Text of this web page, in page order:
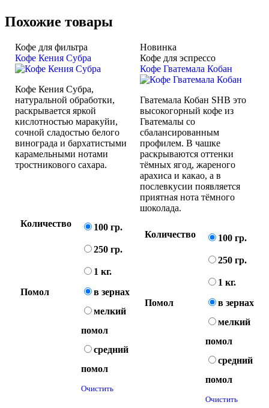
Похожие товары
Новинка
Кофе для эспрессо
Кофе Гватемала Кобан
Гватемала Кобан SHB это
высокогорный кофе из
Гватемалы со
сбалансированным
профилем. В чашке
раскрываются оттенки
тёмных ягод, жареного
арахиса и какао, а в
послевкусии появляется
приятная нота тёмного
шоколада.
Количество 100 гр.
250 гр.
1 кг.
Помол
в зернах
мелкий
помол
средний
помол
Очистить
Кофе для фильтра
Кофе Кения Субра
Кофе Кения Субра,
натуральной обработки,
раскрывается яркой
кислотностью маракуйи,
сочной сладостью белого
винограда и бархатистыми
карамельными нотами
тростникового сахара.
Количество 100 гр.
250 гр.
1 кг.
Помол
в зернах
мелкий
помол
средний
помол
Очистить